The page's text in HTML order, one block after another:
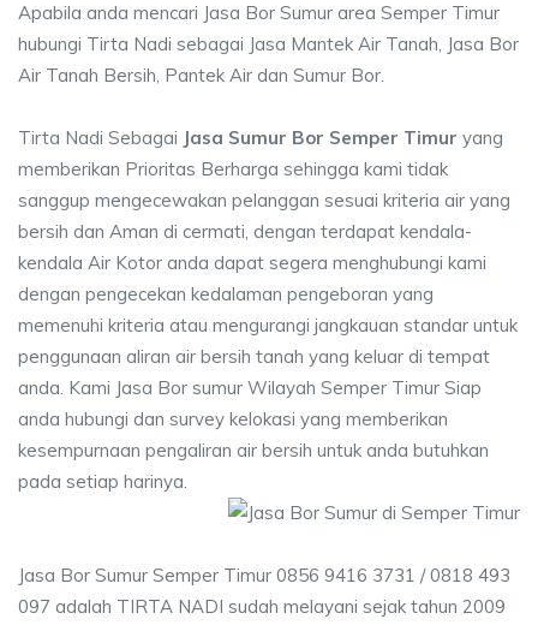
Apabila anda mencari Jasa Bor Sumur area Semper Timur
hubungi Tirta Nadi sebagai Jasa Mantek Air Tanah, Jasa Bor
Air Tanah Bersih, Pantek Air dan Sumur Bor.
Tirta Nadi Sebagai Jasa Sumur Bor Semper Timur yang
memberikan Prioritas Berharga sehingga kami tidak
sanggup mengecewakan pelanggan sesuai kriteria air yang
bersih dan Aman di cermati, dengan terdapat kendala-
kendala Air Kotor anda dapat segera menghubungi kami
dengan pengecekan kedalaman pengeboran yang
memenuhi kriteria atau mengurangi jangkauan standar untuk
penggunaan aliran air bersih tanah yang keluar di tempat
anda. Kami Jasa Bor sumur Wilayah Semper Timur Siap
anda hubungi dan survey kelokasi yang memberikan
kesempurnaan pengaliran air bersih untuk anda butuhkan
pada setiap harinya.
Jasa Bor Sumur Semper Timur 0856 9416 3731 / 0818 493
097 adalah TIRTA NADI sudah melayani sejak tahun 2009